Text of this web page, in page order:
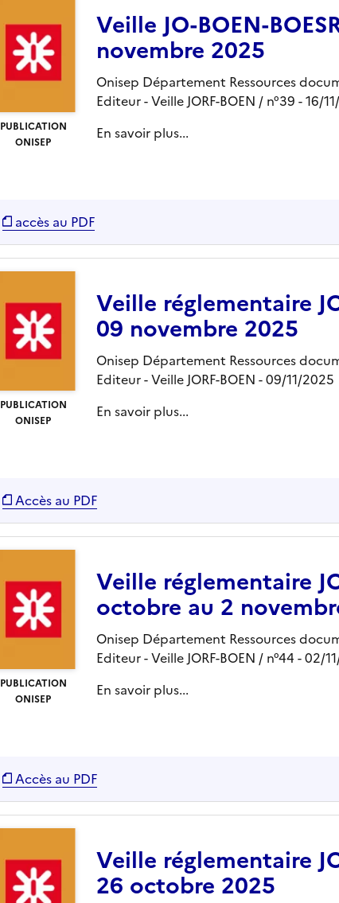
PUBLICATION
ONISEP
Veille JO-BOEN-
novembre 2025
Onisep Département Ressources
Editeur- Veille JORF-BOEN / n°39 - 16/
En savoir plus...
accès au PDF
PUBLICATION
ONISEP
Veille réglementaire
09 novembre 2025
Onisep Département Ressources
Editeur- Veille JORF-BOEN - 09/11/2025
En savoir plus...
Accès au PDF
PUBLICATION
ONISEP
Veille réglementaire
octobre au 2
Onisep Département Ressources
Editeur- Veille JORF-BOEN / n°44 - 02/
En savoir plus...
Accès au PDF
Veille réglementaire
26 octobre 2025